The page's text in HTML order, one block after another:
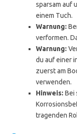
sparsam auf
einem Tuch.
Warnung:
verformen.
Warnung:
du auf einer
zuerst am
verwenden.
Hinweis: Bei
tragenden